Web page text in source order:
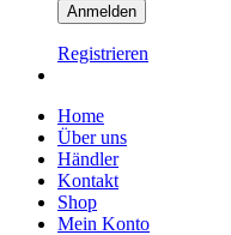
Registrieren
Home
Über uns
Händler
Kontakt
Shop
Mein Konto